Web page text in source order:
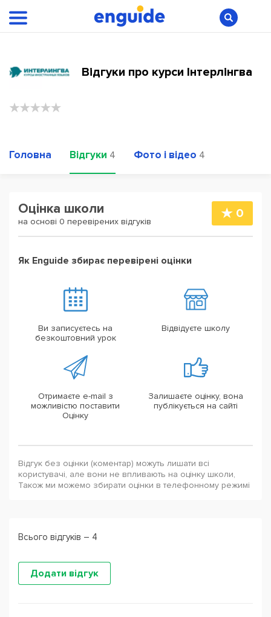
Відгуки про курси Інтерлінгва
Головна Відгуки 4 Фото і відео 4
Оцінка школи
на основі 0 перевірених відгуків
0
Як Enguide збирає перевірені оцінки
Ви записуєтесь на
безкоштовний урок
Відвідуєте школу
Отримаєте e-mail з
можливістю поставити
Оцінку
Залишаєте оцінку, вона
публікується на сайті
Відгук без оцінки (коментар) можуть лишати всі
користувачі, але вони не впливають на оцінку школи,
Також ми можемо збирати оцінки в телефонному режимі
Всього відгуків – 4
Додати відгук